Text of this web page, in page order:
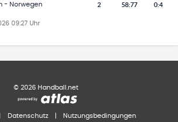
- Norwegen 2 58:77 0:4
09:27 Uhr
© 2026 Handball.net
Datenschutz Nutzungsbedingungen